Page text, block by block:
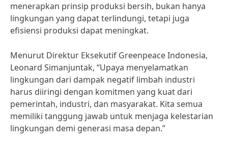
menerapkan prinsip produksi bersih, bukan hanya
lingkungan yang dapat terlindungi, tetapi juga
efisiensi produksi dapat meningkat.
Menurut Direktur Eksekutif Greenpeace Indonesia,
Leonard Simanjuntak, “Upaya menyelamatkan
lingkungan dari dampak negatif limbah industri
harus diiringi dengan komitmen yang kuat dari
pemerintah, industri, dan masyarakat. Kita semua
memiliki tanggung jawab untuk menjaga kelestarian
lingkungan demi generasi masa depan.”